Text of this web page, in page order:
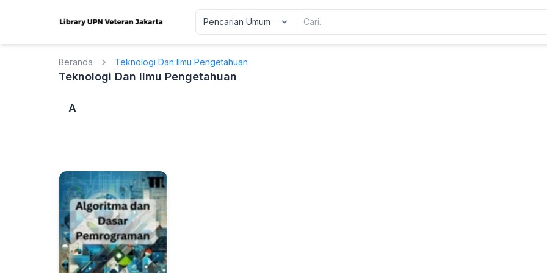
Beranda Teknologi Dan Ilmu Pengetahuan
Teknologi Dan Ilmu Pengetahuan
A